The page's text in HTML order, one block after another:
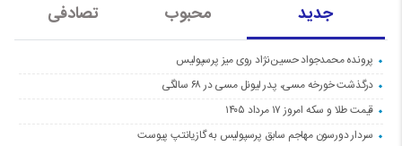
جدید محبوب تصادفی
پرونده محمدجواد حسین‌نژاد روی میز پرسپولیس
درگذشت خورخه مسی، پدر لیونل مسی در ۶۸ سالگی
قیمت طلا و سکه امروز ۱۷ مرداد ۱۴۰۵
سردار دورسون مهاجم سابق پرسپولیس به گازیانتپ پیوست